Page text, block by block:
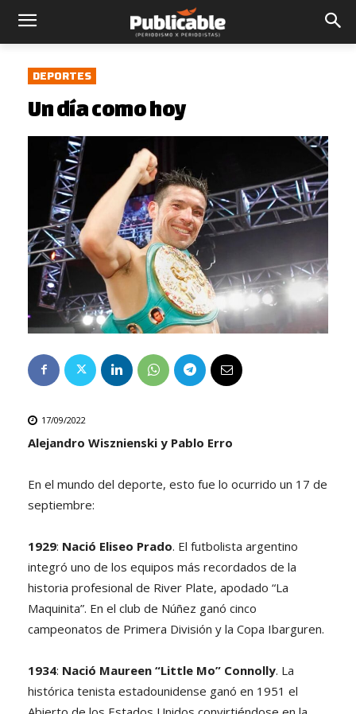
DEPORTES
Un día como hoy
17/09/2022
Alejandro Wisznienski y Pablo Erro
En el mundo del deporte, esto fue lo ocurrido un 17 de
septiembre:
1929: Nació Eliseo Prado. El futbolista argentino
integró uno de los equipos más recordados de la
historia profesional de River Plate, apodado “La
Maquinita”. En el club de Núñez ganó cinco
campeonatos de Primera División y la Copa Ibarguren.
1934: Nació Maureen “Little Mo” Connolly. La
histórica tenista estadounidense ganó en 1951 el